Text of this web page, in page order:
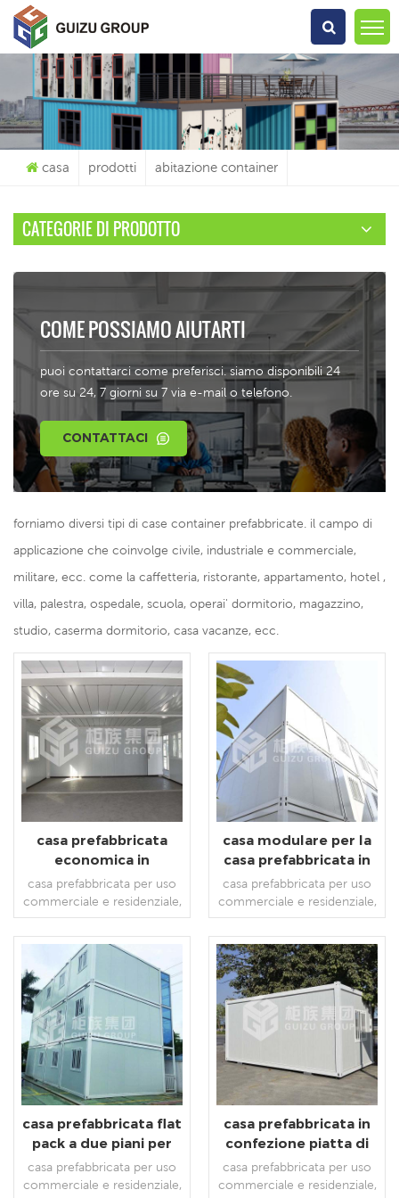
Che Cosa Sta Cercando?
casa prodotti abitazione container
CATEGORIE DI PRODOTTO
COME POSSIAMO AIUTARTI
puoi contattarci come preferisci. siamo disponibili 24
ore su 24, 7 giorni su 7 via e-mail o telefono.
CONTATTACI
forniamo diversi tipi di case container prefabbricate. il campo di
applicazione che coinvolge civile, industriale e commerciale,
militare, ecc. come la caffetteria, ristorante, appartamento, hotel ,
villa, palestra, ospedale, scuola, operai' dormitorio, magazzino,
studio, caserma dormitorio, casa vacanze, ecc.
casa prefabbricata
economica in
confezione piatta per
campo di
addestramento
casa prefabbricata per uso
commerciale e residenziale,
disponibile personalizzabile.
LEGGI DI PIÙ
casa modulare per la
casa prefabbricata in
confezione piatta a
installazione rapida
casa prefabbricata per uso
commerciale e residenziale,
disponibile personalizzabile
LEGGI DI PIÙ
casa prefabbricata flat
pack a due piani per
dormitorio dei
lavoratori's.
casa prefabbricata per uso
commerciale e residenziale,
casa prefabbricata in
confezione piatta di
qualità per
assemblaggio rapido
casa prefabbricata per uso
commerciale e residenziale,